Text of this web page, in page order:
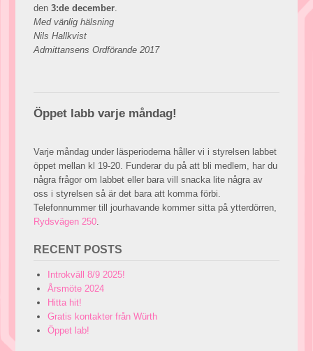
den3:de december
Med vänlig hälsning
Nils Hallkvist
Admittansens Ordförande 2017
Öppet labb varje måndag!
Varje måndag under läsperioderna håller vi i styrelsen labbet
öppet mellan kl 19-20. Funderar du på att bli medlem, har du
några frågor om labbet eller bara vill snacka lite några av
oss i styrelsen så är det bara att komma förbi.
Telefonnummer till jourhavande kommer sitta på ytterdörren,
Rydsvägen 250
RECENT POSTS
Introkväll 8/9 2025!
Årsmöte 2024
Hitta hit!
Gratis kontakter från Würth
Öppet lab!